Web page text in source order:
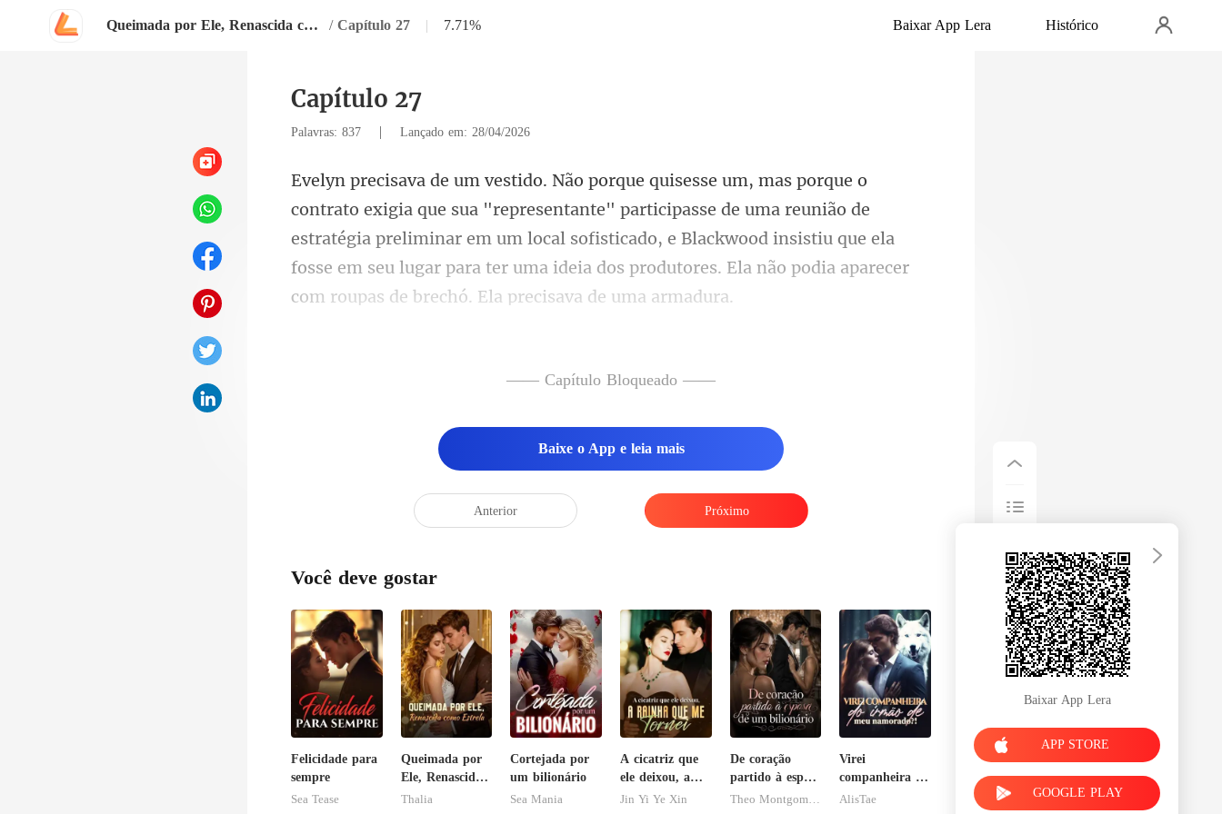
Queimada por Ele, Renascida como Estrela / Capítulo 27 | 7.71% Baixar App Lera Histórico
Capítulo 27
Palavras: 837 | Lançado em: 28/04/2026
ipasse de uma reunião de
estratégia preliminar em um local sofisticado, e Blackwood insistiu que ela
fosse em seu l
—— Capítulo Bloqueado ——
Baixe o App e leia mais
Anterior Próximo
Você deve gostar
Felicidade para
sempre
Sea Tease
Queimada por
Ele, Renascida
como Estrela
Thalia
Cortejada por
um bilionário
Sea Mania
A cicatriz que
ele deixou, a
rainha que me
Jin Yi Ye Xin
De coração
partido à esposa
de um
Virei
companheira do
irmão de meu
AlisTae
Baixar App Lera
APP STORE
GOOGLE PLAY